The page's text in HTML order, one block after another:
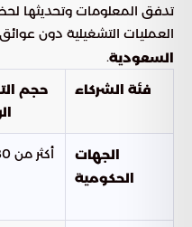
تدفق المعلومات وتحديثها
العمليات التشغيلية دون
السعودية.
فئة الشركاء
حجم
الجهات
الحكومية
أكثر من 80 جهة